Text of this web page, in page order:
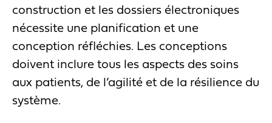
construction et les dossiers électroniques
nécessite une planification et une
conception réfléchies. Les conceptions
doivent inclure tous les aspects des soins
aux patients, de l’agilité et de la résilience du
système.